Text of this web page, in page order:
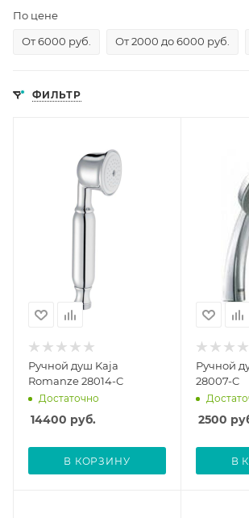
По цене
От 6000 руб.
От 2000 до 6000 руб.
ФИЛЬТР
Ручной душ Kaja
Romanze 28014-C
Достаточно
14400 руб.
В КОРЗИНУ
Ручной
28007-C
2500
В